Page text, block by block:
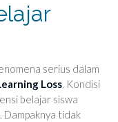
serius dalam
Loss. Kondisi
belajar siswa
Dampaknya tidak